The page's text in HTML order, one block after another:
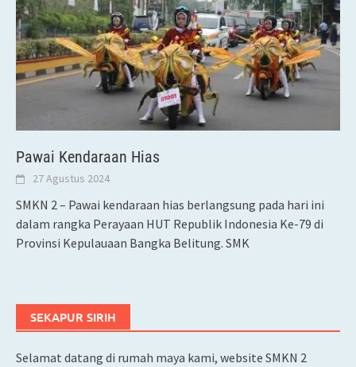
Pawai Kendaraan Hias
27 Agustus 2024
SMKN 2 – Pawai kendaraan hias berlangsung pada hari ini
dalam rangka Perayaan HUT Republik Indonesia Ke-79 di
Provinsi Kepulauaan Bangka Belitung. SMK
SEKAPUR SIRIH
Selamat datang di rumah maya kami, website SMKN 2